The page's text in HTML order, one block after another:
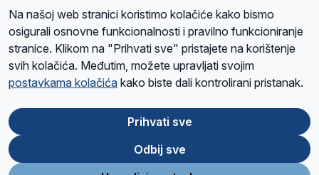
kojima je i hrvatska Udruga Radio Marija.
O namaRadio ProgramVolonteriPrijateljiKontaktPravila privatnosti
Ova stranica je zaštićena Google reCAPTCHA sustavom
Store
Google
Play
Na našoj web stranici koristimo kolačiće kako bismo
osigurali osnovne funkcionalnosti i pravilno funkcioniranje
stranice. Klikom na "Prihvati sve" pristajete na korištenje
svih kolačića. Međutim, možete upravljati svojim
postavkama kolačića kako biste dali kontrolirani pristanak.
Prihvati sve
Odbij sve